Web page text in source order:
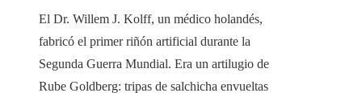
El Dr. Willem J. Kolff, un médico holandés,
fabricó el primer riñón artificial durante la
Segunda Guerra Mundial. Era un artilugio de
Rube Goldberg: tripas de salchicha envueltas